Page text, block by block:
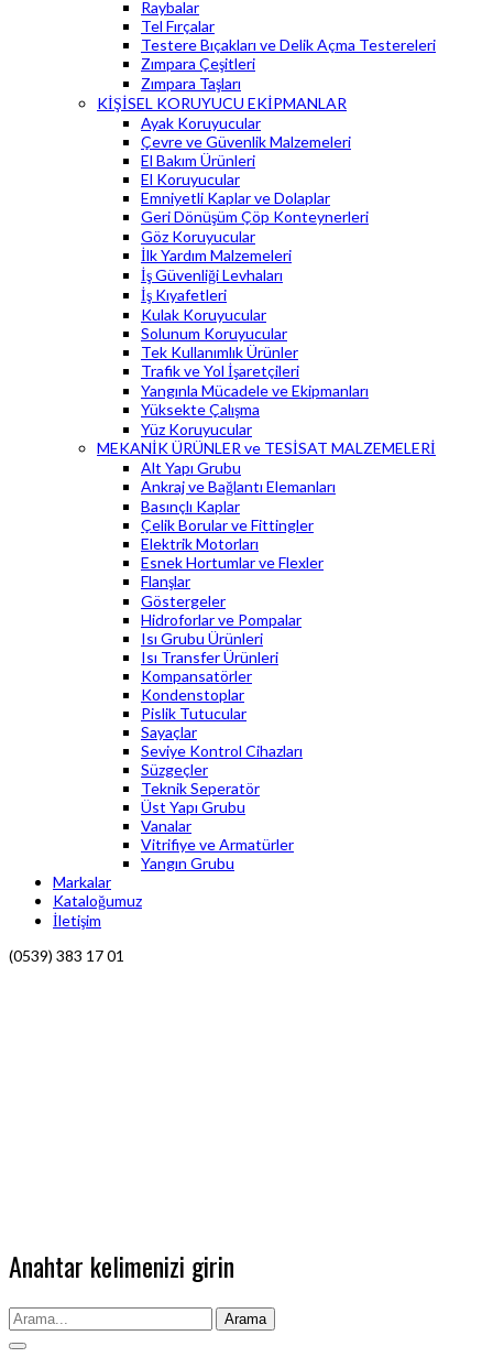
Raybalar
Tel Fırçalar
Testere Bıçakları ve Delik Açma Testereleri
Zımpara Çeşitleri
Zımpara Taşları
KİŞİSEL KORUYUCU EKİPMANLAR
Ayak Koruyucular
Çevre ve Güvenlik Malzemeleri
El Bakım Ürünleri
El Koruyucular
Emniyetli Kaplar ve Dolaplar
Geri Dönüşüm Çöp Konteynerleri
Göz Koruyucular
İlk Yardım Malzemeleri
İş Güvenliği Levhaları
İş Kıyafetleri
Kulak Koruyucular
Solunum Koruyucular
Tek Kullanımlık Ürünler
Trafik ve Yol İşaretçileri
Yangınla Mücadele ve Ekipmanları
Yüksekte Çalışma
Yüz Koruyucular
MEKANİK ÜRÜNLER ve TESİSAT MALZEMELERİ
Alt Yapı Grubu
Ankraj ve Bağlantı Elemanları
Basınçlı Kaplar
Çelik Borular ve Fittingler
Elektrik Motorları
Esnek Hortumlar ve Flexler
Flanşlar
Göstergeler
Hidroforlar ve Pompalar
Isı Grubu Ürünleri
Isı Transfer Ürünleri
Kompansatörler
Kondenstoplar
Pislik Tutucular
Sayaçlar
Seviye Kontrol Cihazları
Süzgeçler
Teknik Seperatör
Üst Yapı Grubu
Vanalar
Vitrifiye ve Armatürler
Yangın Grubu
Markalar
Kataloğumuz
İletişim
(0539) 383 17 01
Anahtar kelimenizi girin
Arama